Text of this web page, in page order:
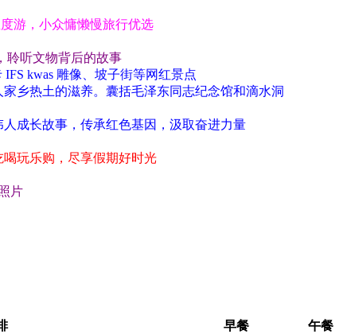
游，小众慵懒慢旅行优选
聆听文物背后的故事
kwas 雕像、坡子街等网红景点
乡热土的滋养。囊括毛泽东同志纪念馆和滴水洞
成长故事，传承红色基因，汲取奋进力量
玩乐购，尽享假期好时光
片
早餐 午餐